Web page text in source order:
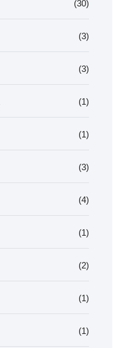
(30)
(3)
(3)
(1)
(1)
(3)
(4)
(1)
(2)
(1)
(1)